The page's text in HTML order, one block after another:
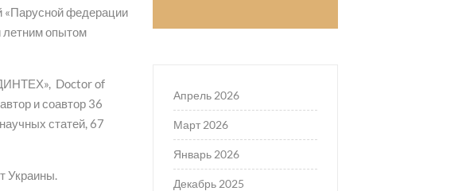
«Парусной федерации
летним опытом
Doctor of
и соавтор 36
статей, 67
Украины.
Апрель 2026
Март 2026
Январь 2026
Декабрь 2025